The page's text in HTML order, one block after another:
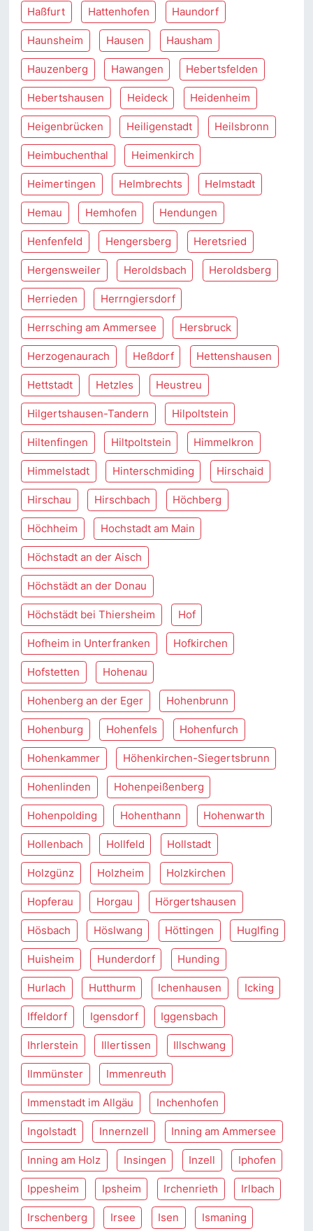
Haßfurt Hattenhofen Haundorf
Haunsheim Hausen Hausham
Hauzenberg Hawangen Hebertsfelden
Hebertshausen Heideck Heidenheim
Heigenbrücken Heiligenstadt Heilsbronn
Heimbuchenthal Heimenkirch
Heimertingen Helmbrechts Helmstadt
Hemau Hemhofen Hendungen
Henfenfeld Hengersberg Heretsried
Hergensweiler Heroldsbach Heroldsberg
Herrieden Herrngiersdorf
Herrsching am Ammersee Hersbruck
Herzogenaurach Heßdorf Hettenshausen
Hettstadt Hetzles Heustreu
Hilgertshausen-Tandern Hilpoltstein
Hiltenfingen Hiltpoltstein Himmelkron
Himmelstadt Hinterschmiding Hirschaid
Hirschau Hirschbach Höchberg
Höchheim Hochstadt am Main
Höchstadt an der Aisch
Höchstädt an der Donau
Höchstädt bei Thiersheim Hof
Hofheim in Unterfranken Hofkirchen
Hofstetten Hohenau
Hohenberg an der Eger Hohenbrunn
Hohenburg Hohenfels Hohenfurch
Hohenkammer Höhenkirchen-Siegertsbrunn
Hohenlinden Hohenpeißenberg
Hohenpolding Hohenthann Hohenwarth
Hollenbach Hollfeld Hollstadt
Holzgünz Holzheim Holzkirchen
Hopferau Horgau Hörgertshausen
Hösbach Höslwang Höttingen Huglfing
Huisheim Hunderdorf Hunding
Hurlach Hutthurm Ichenhausen Icking
Iffeldorf Igensdorf Iggensbach
Ihrlerstein Illertissen Illschwang
Ilmmünster Immenreuth
Immenstadt im Allgäu Inchenhofen
Ingolstadt Innernzell Inning am Ammersee
Inning am Holz Insingen Inzell Iphofen
Ippesheim Ipsheim Irchenrieth Irlbach
Irschenberg Irsee Isen Ismaning